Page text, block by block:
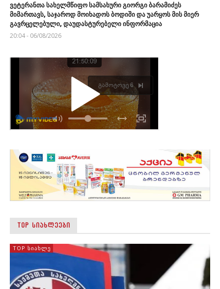
ვეტერანთა სახელმწიფო სამსახური გიორგი ბარამიძეს
მიმართავს, საჯაროდ მოიხადოს ბოდიში და უარყოს მის მიერ
გავრცელებული, დაუდასტურებელი ინფორმაცია
20:04 - 06/08/2026
TOP ᲡᲘᲐᲮᲚᲔᲔᲑᲘ
TOP ᲡᲘᲐᲮᲚᲔ